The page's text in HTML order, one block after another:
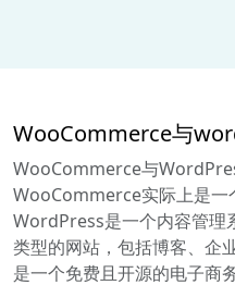
WooCommerce与
WooCommerce与
WooCommerce实际上是一
WordPress是一个内容管理
类型的网站，包括博客、企
是一个免费且开源的电子商